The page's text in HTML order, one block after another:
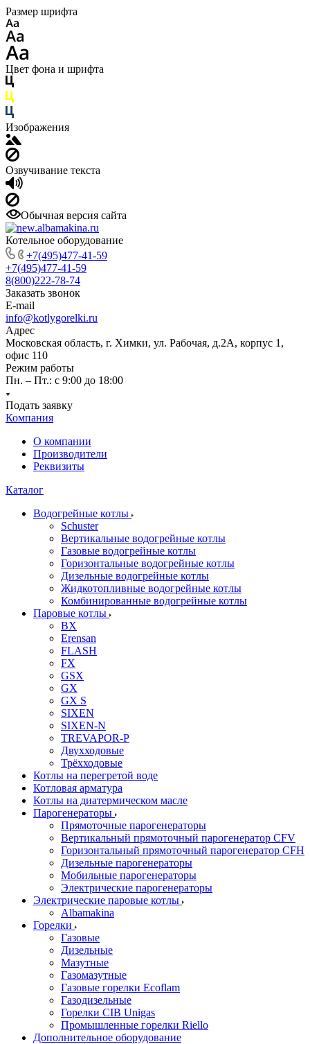
Размер шрифта
Цвет фона и шрифта
Изображения
Озвучивание текста
Обычная версия сайта
Котельное оборудование
+7(495)477-41-59
+7(495)477-41-59
8(800)222-78-74
Заказать звонок
E-mail
info@kotlygorelki.ru
Адрес
Московская область, г. Химки, ул. Рабочая, д.2А, корпус 1,
офис 110
Режим работы
Пн. – Пт.: с 9:00 до 18:00
Подать заявку
Компания
О компании
Производители
Реквизиты
Каталог
Водогрейные котлы
Schuster
Вертикальные водогрейные котлы
Газовые водогрейные котлы
Горизонтальные водогрейные котлы
Дизельные водогрейные котлы
Жидкотопливные водогрейные котлы
Комбинированные водогрейные котлы
Паровые котлы
BX
Erensan
FLASH
FX
GSX
GX
GX S
SIXEN
SIXEN-N
TREVAPOR-P
Двухходовые
Трёхходовые
Котлы на перегретой воде
Котловая арматура
Котлы на диатермическом масле
Парогенераторы
Прямоточные парогенераторы
Вертикальный прямоточный парогенератор CFV
Горизонтальный прямоточный парогенератор CFH
Дизельные парогенераторы
Мобильные парогенераторы
Электрические парогенераторы
Электрические паровые котлы
Albamakina
Горелки
Газовые
Дизельные
Мазутные
Газомазутные
Газовые горелки Ecoflam
Газодизельные
Горелки CIB Unigas
Промышленные горелки Riello
Дополнительное оборудование